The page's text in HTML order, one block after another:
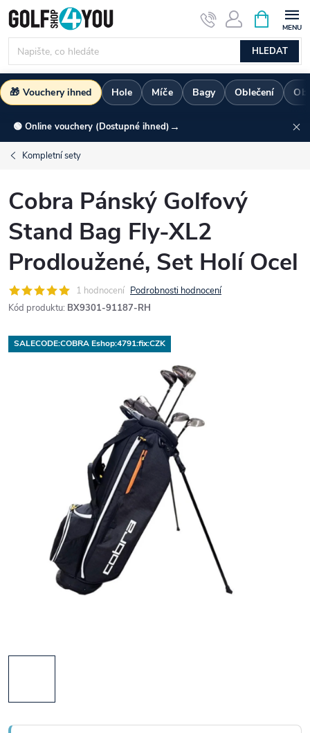
Přejít
na
obsah
HLEDAT
NÁKUPNÍ
KOŠÍK
🎁 Vouchery ihned Hole Míče Bagy Oblečení
🟢 Online vouchery (Dostupné ihned) →
Kompletní sety
Cobra Pánský Golfový
Stand Bag Fly-XL2
Prodloužené, Set Holí Ocel
1 hodnocení Podrobnosti hodnocení
Kód produktu: BX9301-91187-RH
SALECODE:COBRA Eshop:4791:fix:CZK